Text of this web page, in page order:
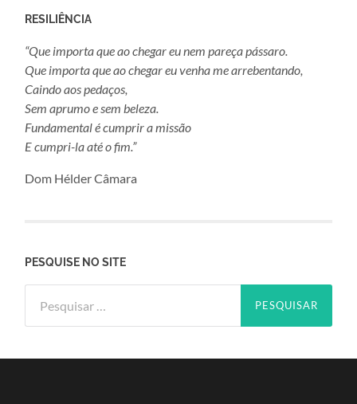
RESILIÊNCIA
“Que importa que ao chegar eu nem pareça pássaro.
Que importa que ao chegar eu venha me arrebentando,
Caindo aos pedaços,
Sem aprumo e sem beleza.
Fundamental é cumprir a missão
E cumpri-la até o fim.”
Dom Hélder Câmara
PESQUISE NO SITE
por: